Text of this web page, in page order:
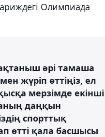
Олимпиада
әрі тамаша
жүріп өттіңіз, ел
мерзімде екінші
даңқын
спорттық
өтті қала басшысы